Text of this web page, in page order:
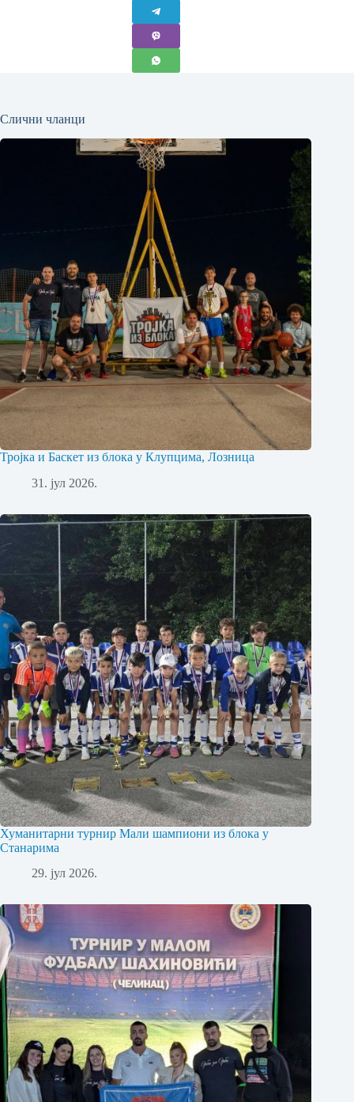
Слични чланци
Тројка и Баскет из блока у Клупцима, Лозница
31. јул 2026.
Хуманитарни турнир Мали шампиони из блока у
Станарима
29. јул 2026.